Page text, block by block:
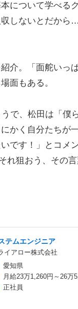
について学べる
しないとだから
介。「面舵いっ
面もある。
、松田は「僕
かく自分たちが
です！」とコメ
れ狙おう、その
テムエンジニア
イアロー株式会社
愛知県
月給23万1,260円～26万
正社員